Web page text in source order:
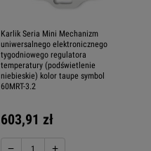
Karlik Seria Mini Mechanizm
uniwersalnego elektronicznego
tygodniowego regulatora
temperatury (podświetlenie
niebieskie) kolor taupe symbol
60MRT-3.2
603,91 zł